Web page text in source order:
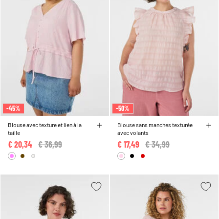
-45%
Blouse avec texture et lien à la
taille
Price reduced from
€ 36,99
€ 20,34
-50%
Blouse sans manches texturée
avec volants
Price reduced from
€ 34,99
€ 17,49